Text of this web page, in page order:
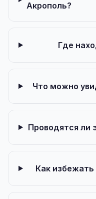
Акрополь?
Где
Что можно
Проводятся ли
Как избежать